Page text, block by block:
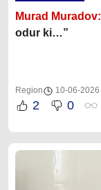
Murad Muradov:
odur ki…”
Region 10-06-2026
2 0